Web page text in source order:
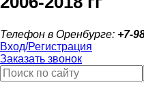
Телефон в Оренбурге:
Вход/Регистрация
Заказать звонок